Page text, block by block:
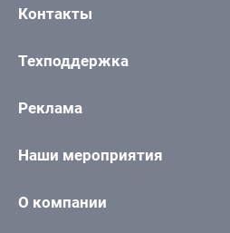
Контакты
Техподдержка
Реклама
Наши мероприятия
О компании